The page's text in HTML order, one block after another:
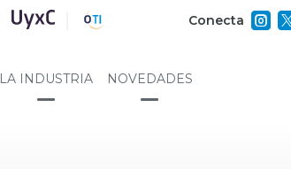
Conecta 
LA INDUSTRIA NOVEDADES